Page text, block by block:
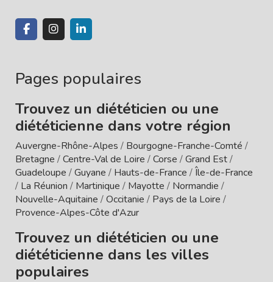
Pages populaires
Trouvez un diététicien ou une
diététicienne dans votre région
Auvergne-Rhône-Alpes / Bourgogne-Franche-Comté /
Bretagne /Centre-Val de Loire /Corse /Grand Est/
Guadeloupe /Guyane / Hauts-de-France /Île-de-France
/ La Réunion / Martinique / Mayotte / Normandie /
Nouvelle-Aquitaine /Occitanie / Pays de la Loire /
Provence-Alpes-Côte d'Azur
Trouvez un diététicien ou une
diététicienne dans les villes
populaires